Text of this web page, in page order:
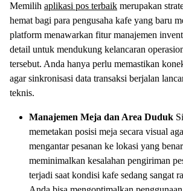
Memilih aplikasi pos terbaik merupakan
hemat bagi para pengusaha kafe yang baru
platform menawarkan fitur manajemen
detail untuk mendukung kelancaran
tersebut. Anda hanya perlu memastikan
agar sinkronisasi data transaksi berjalan
teknis.
Manajemen Meja dan Area Duduk
memetakan posisi meja secara visual
mengantar pesanan ke lokasi yang
meminimalkan kesalahan pengiriman
terjadi saat kondisi kafe sedang sangat